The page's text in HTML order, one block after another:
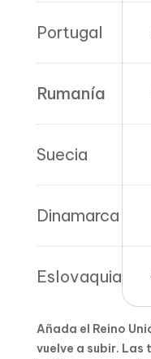
Portugal
Rumanía
Suecia
Dinamarca
Eslovaquia
Añada el Reino
vuelve a subir. Las